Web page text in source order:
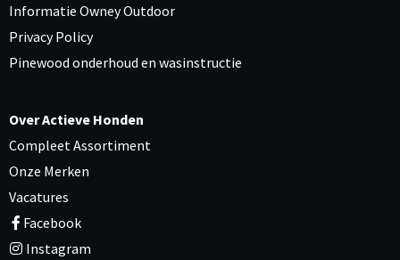
Informatie Owney Outdoor
Privacy Policy
Pinewood onderhoud en wasinstructie
Over Actieve Honden
Compleet Assortiment
Onze Merken
Vacatures
Facebook
Instagram